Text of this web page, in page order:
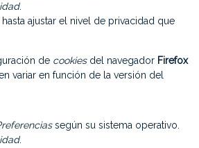
.
ajustar el nivel de privacidad que
de cookiesdel navegador Firefox
variar en función de la versión del
según su sistema operativo.
.